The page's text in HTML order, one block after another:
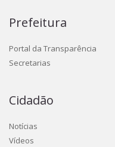
Prefeitura
Portal da Transparência
Secretarias
Cidadão
Notícias
Vídeos